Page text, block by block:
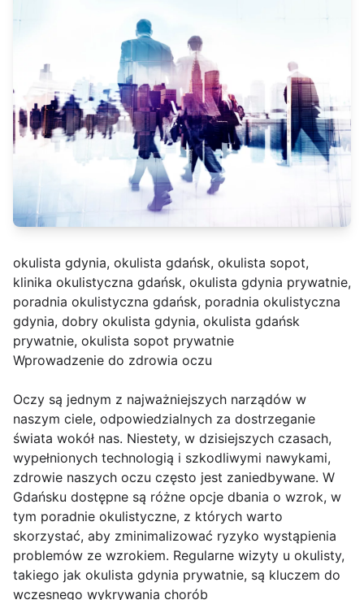
okulista gdynia, okulista gdańsk, okulista sopot,
klinika okulistyczna gdańsk, okulista gdynia prywatnie,
poradnia okulistyczna gdańsk, poradnia okulistyczna
gdynia, dobry okulista gdynia, okulista gdańsk
prywatnie, okulista sopot prywatnie
Wprowadzenie do zdrowia oczu
Oczy są jednym z najważniejszych narządów w
naszym ciele, odpowiedzialnych za dostrzeganie
świata wokół nas. Niestety, w dzisiejszych czasach,
wypełnionych technologią i szkodliwymi nawykami,
zdrowie naszych oczu często jest zaniedbywane. W
Gdańsku dostępne są różne opcje dbania o wzrok, w
tym poradnie okulistyczne, z których warto
skorzystać, aby zminimalizować ryzyko wystąpienia
problemów ze wzrokiem. Regularne wizyty u okulisty,
takiego jak okulista gdynia prywatnie, są kluczem do
wczesnego wykrywania chorób